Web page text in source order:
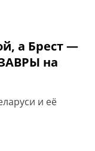
а Брест —
на
и её